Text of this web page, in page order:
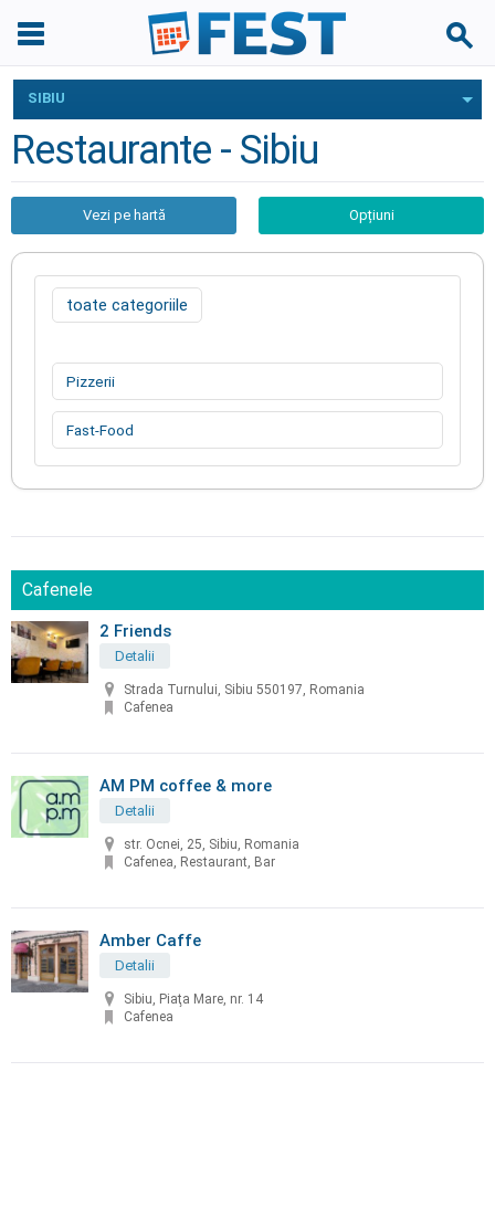
SIBIU
Restaurante - Sibiu
Vezi pe hartă Opțiuni
toate categoriile
Pizzerii
Fast-Food
Cafenele
2 Friends
Detalii
Strada Turnului, Sibiu 550197, Romania
Cafenea
AM PM coffee & more
Detalii
str. Ocnei, 25, Sibiu, Romania
Cafenea, Restaurant, Bar
Amber Caffe
Detalii
Sibiu, Piaţa Mare, nr. 14
Cafenea